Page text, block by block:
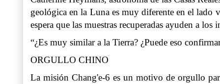
geológica en la Luna es muy diferente en el lado
espera que las muestras recuperadas ayuden a
“¿Es muy similar a la Tierra? ¿Puede eso
ORGULLO CHINO
La misión Chang'e-6 es un motivo de orgullo